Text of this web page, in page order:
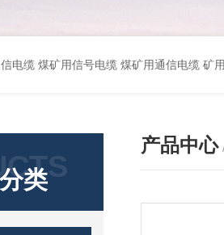
矿用阻燃通信电缆 矿用监控电缆 矿用通信电缆 橡套软电缆YZ-3*1.5+1 YCW橡胶电缆3*10+1*6 船用橡套软电缆CEFR-3*2.5 煤矿用移动橡套软电缆MY3*4+1*4
类
产品中心